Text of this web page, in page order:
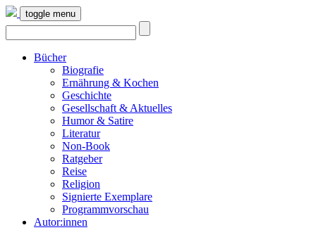
toggle menu
Bücher
Biografie
Ernährung & Kochen
Geschichte
Gesellschaft & Aktuelles
Humor & Satire
Literatur
Non-Book
Ratgeber
Reise
Religion
Signierte Exemplare
Programmvorschau
Autor:innen